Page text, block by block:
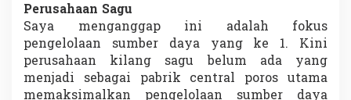
Perusahaan Sagu
Saya menganggap ini adalah fokus
pengelolaan sumber daya yang ke 1. Kini
perusahaan kilang sagu belum ada yang
menjadi sebagai pabrik central poros utama
memaksimalkan pengelolaan sumber daya